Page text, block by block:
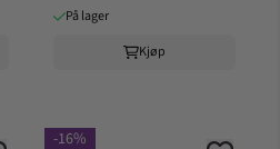
På lager
Kjøp
-16%